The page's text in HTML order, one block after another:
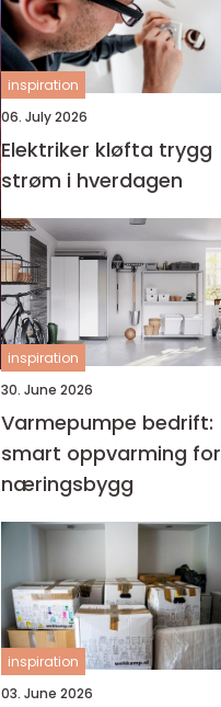
inspiration
06. July 2026
Elektriker kløfta trygg
strøm i hverdagen
inspiration
30. June 2026
Varmepumpe bedrift:
smart oppvarming for
næringsbygg
inspiration
03. June 2026